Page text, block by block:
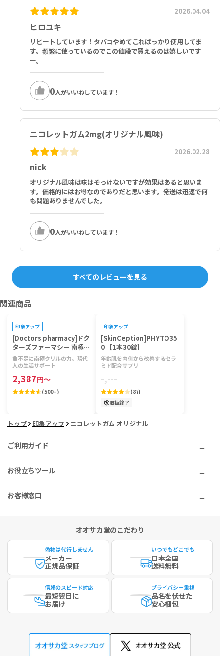
ヒロユキ
2026.04.04
リピートしています！タバコやめてこればっかり使用してま
す。頻繁に使っているのでこの値段で買えるのは嬉しいです
ー。
0人がいいねしています！
ニコレットガム2mg(オリジナル風味)
nick
2026.02.28
オリジナル風味は味はそっけないですが効果はあると思いま
す。価格的にはお得なのでありだと思います。発送は迅速で何
も問題ありませんでした。
0人がいいねしています！
すべてのレビューを見る
関連商品
印象アップ
[Doctors pharmacy]ドク
ターズファーマシー 南極ク
リルビタミン 【1袋120
粒】
魚不足に南極クリルの力。現代
人の生活サポート
2,387円～
(500+)
印象アップ
[SkinCeption]PHYTO35
0 【1本30錠】
年齢肌を内側から改善するセラ
ミド配合サプリ
-,---
(87)
取扱終了
トップ 印象アップ ニコレットガム オリジナル
ご利用ガイド
お役立ちツール
お客様窓口
オオサカ堂のこだわり
偽物は代行しません
メーカー
正規品保証
いつでもどこでも
日本全国
送料無料
信頼のスピード対応
最短翌日に
お届け
プライバシー重視
品名を伏せた
安心梱包